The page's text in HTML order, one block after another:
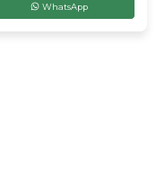
WhatsApp